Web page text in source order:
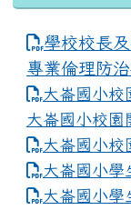
學校校長
專業倫理防治
大崙國小校
大崙國小校園
大崙國小校
大崙國小學
大崙國小學